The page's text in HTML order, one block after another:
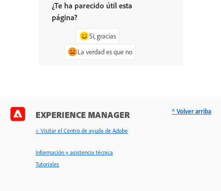
¿Te ha parecido útil esta
página?
Sí, gracias
La verdad es que no
EXPERIENCE MANAGER
< Visitar el Centro de ayuda de Adobe
Información y asistencia técnica
Tutoriales
^ Volver arriba